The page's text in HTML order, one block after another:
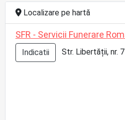
Localizare pe hartă
SFR - Servicii Funerare
Indicatii Str. Libertății, nr.